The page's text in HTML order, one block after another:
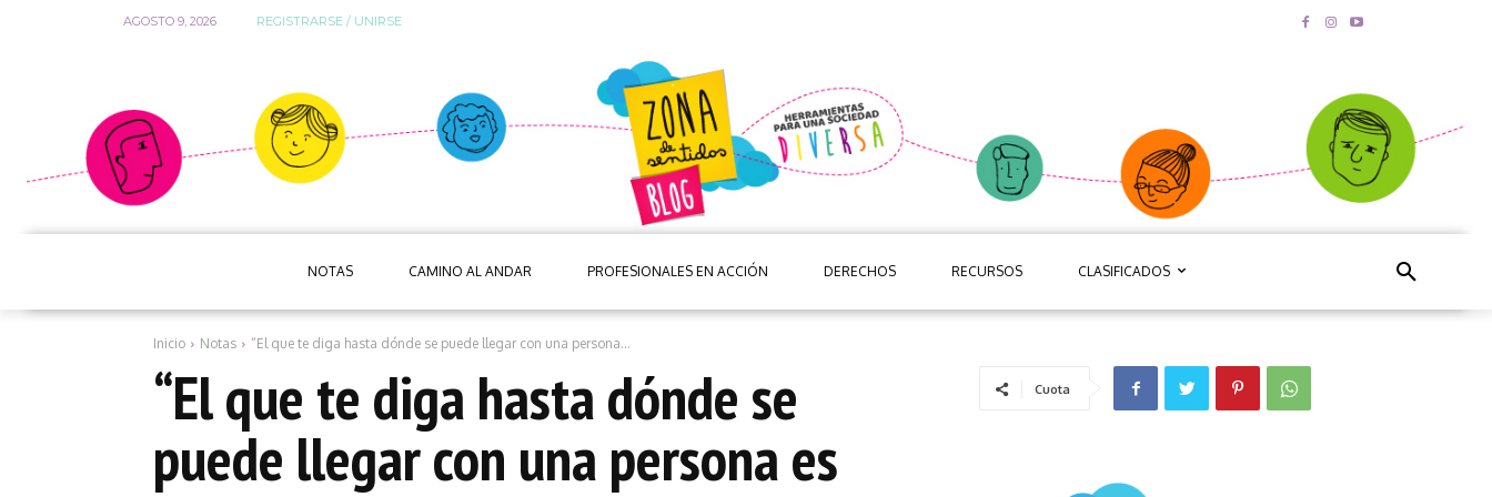
AGOSTO 9, 2026 REGISTRARSE / UNIRSE
NOTAS CAMINO AL ANDAR PROFESIONALES EN ACCIÓN DERECHOS RECURSOS CLASIFICADOS
Inicio Notas “El que te diga hasta dónde se puede llegar con una persona...
“El que te diga hasta dónde se
puede llegar con una persona es
Cuota